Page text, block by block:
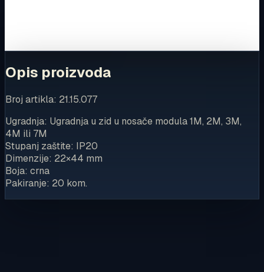
Opis proizvoda
Broj artikla: 21.15.077
Ugradnja: Ugradnja u zid u nosače modula 1M, 2M, 3M,
4M ili 7M
Stupanj zaštite: IP20
Dimenzije: 22×44 mm
Boja: crna
Pakiranje: 20 kom.